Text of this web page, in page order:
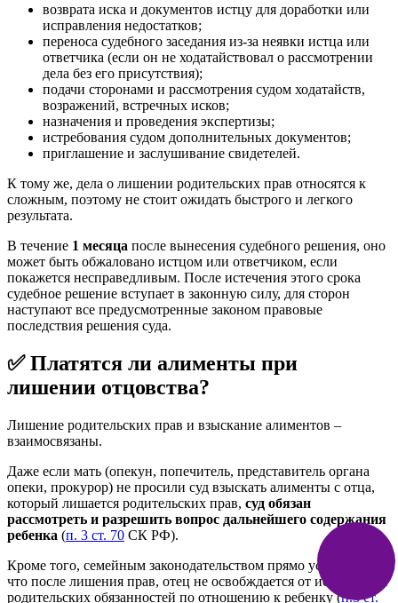
возврата иска и документов истцу для доработки или
исправления недостатков;
переноса судебного заседания из-за неявки истца или
ответчика (если он не ходатайствовал о рассмотрении
дела без его присутствия);
подачи сторонами и рассмотрения судом ходатайств,
возражений, встречных исков;
назначения и проведения экспертизы;
истребования судом дополнительных документов;
приглашение и заслушивание свидетелей.
К тому же, дела о лишении родительских прав относятся к
сложным, поэтому не стоит ожидать быстрого и легкого
результата.
В течение 1 месяца после вынесения судебного решения, оно
может быть обжаловано истцом или ответчиком, если
покажется несправедливым. После истечения этого срока
судебное решение вступает в законную силу, для сторон
наступают все предусмотренные законом правовые
последствия решения суда.
✅ Платятся ли алименты при
лишении отцовства?
Лишение родительских прав и взыскание алиментов –
взаимосвязаны.
Даже если мать (опекун, попечитель, представитель органа
опеки, прокурор) не просили суд взыскать алименты с отца,
который лишается родительских прав, суд обязан
рассмотреть и разрешить вопрос дальнейшего содержания
ребенка (п. 3 ст. 70 СК РФ).
Кроме того, семейным законодательством прямо установлено,
что после лишения прав, отец не освобждается от исполнения
родительских обязанностей по отношению к ребенку (п.3 ст.